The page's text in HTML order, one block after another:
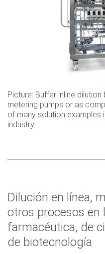
Picture: Buffer inline
metering pumps or as
of many solution examples
industry.
Dilución en línea,
otros procesos en
farmacéutica, de
de biotecnología